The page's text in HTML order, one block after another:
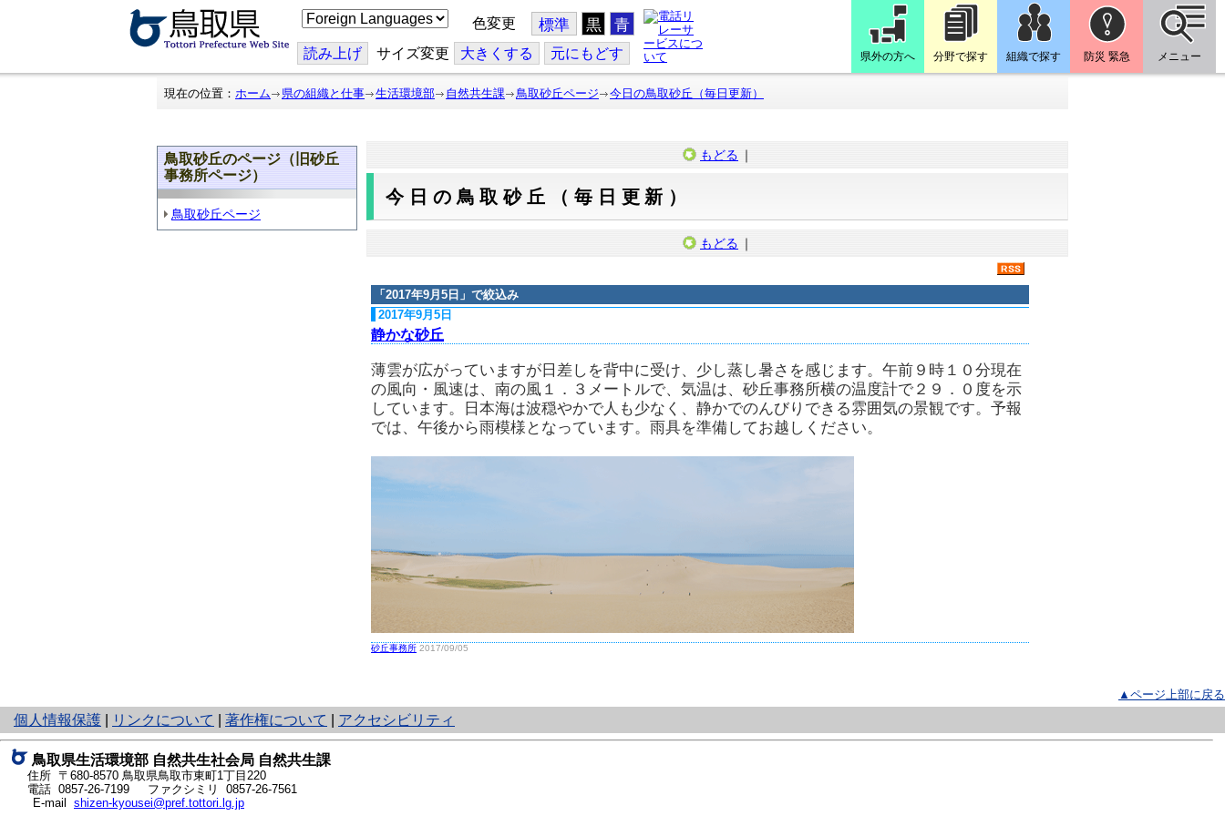
こ
の
ジ
を
翻
色変更 標準 黒 青
読み上げ サイズ変更 大きくする 元にもどす 県外の方へ 分野で探す 組織で探す 防災 緊急 メニュー
現在の位置： ホーム 県の組織と仕事 生活環境部 自然共生課 鳥取砂丘ページ 今日の鳥取砂丘（毎日更新）
鳥取砂丘のページ（旧砂丘
事務所ページ）
鳥取砂丘ページ
もどる ｜
今日の鳥取砂丘（毎日更新）
もどる ｜
「 2017年9月5日 」で絞込み
2017年9月5日
静かな砂丘
薄雲が広がっていますが日差しを背中に受け、少し蒸し暑さを感じます。午前９時１０分現在
の風向・風速は、南の風１．３メートルで、気温は、砂丘事務所横の温度計で２９．０度を示
しています。日本海は波穏やかで人も少なく、静かでのんびりできる雰囲気の景観です。予報
では、午後から雨模様となっています。雨具を準備してお越しください。
砂丘事務所 2017/09/05
▲ページ上部に戻る
個人情報保護
と
り
ネ
ッ
ト
へ
リンクについて 著作権について アクセシビリティ
鳥取県生活環境部 自然共生社会局 自然共生課
住所 〒680-8570 鳥取県鳥取市東町1丁目220
電話 0857-26-7199
ファクシミリ 0857-26-7561
E-mail shizen-kyousei@pref.tottori.lg.jp